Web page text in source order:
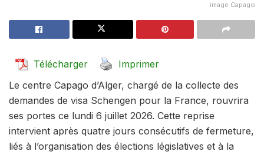
image Capago
Télécharger
Imprimer
Le centre Capago d’Alger, chargé de la collecte des
demandes de visa Schengen pour la France, rouvrira
ses portes ce lundi 6 juillet 2026. Cette reprise
intervient après quatre jours consécutifs de fermeture,
liés à l’organisation des élections législatives et à la